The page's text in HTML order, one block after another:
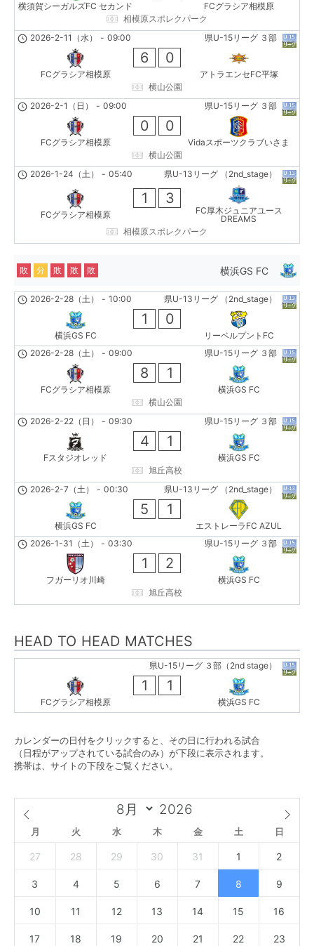
横須賀シーガルズFC セカンド
FCグラシア相模原
相模原スポレクパーク
県U-15リーグ ３部
2026-2-11（水） - 09:00
FCグラシア相模原
6 0
アトラエンセFC平塚
横山公園
県U-15リーグ ３部
2026-2-1（日） - 09:00
FCグラシア相模原
0 0
Vidaスポーツクラブいさま
横山公園
県U-13リーグ （2nd_stage）
2026-1-24（土） - 05:40
FCグラシア相模原
1 3
FC厚木ジュニアユース
DREAMS
相模原スポレクパーク
横浜GS FC
敗 分 敗 敗 敗
県U-13リーグ （2nd_stage）
2026-2-28（土） - 10:00
横浜GS FC
1 0
リーベルプントFC
県U-15リーグ ３部
2026-2-28（土） - 09:00
FCグラシア相模原
8 1
横浜GS FC
横山公園
県U-15リーグ ３部
2026-2-22（日） - 09:30
Fスタジオレッド
4 1
横浜GS FC
旭丘高校
県U-13リーグ （2nd_stage）
2026-2-7（土） - 00:30
横浜GS FC
5 1
エストレーラFC AZUL
県U-15リーグ ３部
2026-1-31（土） - 03:30
フガーリオ川崎
1 2
横浜GS FC
旭丘高校
HEAD TO HEAD MATCHES
県U-15リーグ ３部（2nd stage）
FCグラシア相模原
1 1
横浜GS FC
カレンダーの日付をクリックすると、その日に行われる試合
（日程がアップされている試合のみ）が下段に表示されます。
携帯は、サイトの下段をご覧ください。
月 火 水 木 金 土 日
27 28 29 30 31 1 2
3 4 5 6 7 8 9
10 11 12 13 14 15 16
17 18 19 20 21 22 23